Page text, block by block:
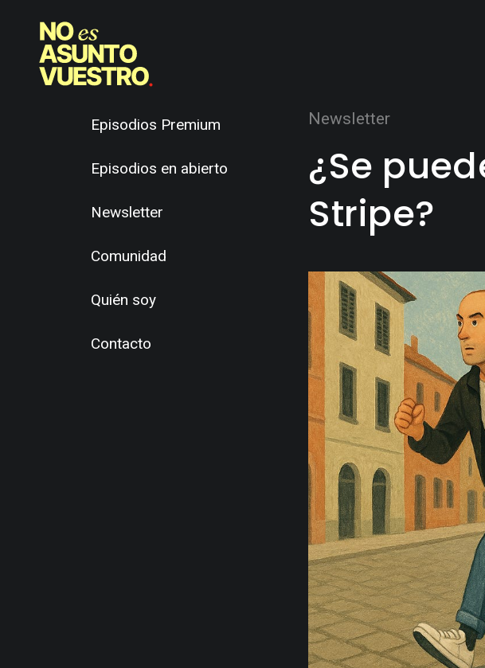
Episodios Premium
Episodios en abierto
Newsletter
Comunidad
Quién soy
Contacto
Newsletter
¿Se
Stripe?